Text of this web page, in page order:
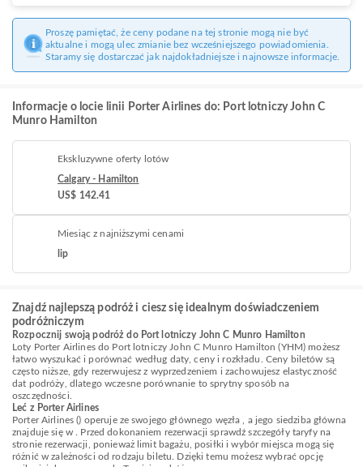
Proszę pamiętać, że ceny podane na tej stronie mogą nie być
aktualne i mogą ulec zmianie bez wcześniejszego powiadomienia.
Staramy się dostarczać jak najdokładniejsze i najnowsze informacje.
Informacje o locie linii Porter Airlines do: Port lotniczy John C
Munro Hamilton
Ekskluzywne oferty lotów
Calgary - Hamilton
US$ 142.41
Miesiąc z najniższymi cenami
lip
Znajdź najlepszą podróż i ciesz się idealnym doświadczeniem
podróżniczym
Rozpocznij swoją podróż do Port lotniczy John C Munro Hamilton
Loty Porter Airlines do Port lotniczy John C Munro Hamilton (YHM) możesz
łatwo wyszukać i porównać według daty, ceny i rozkładu. Ceny biletów są
często niższe, gdy rezerwujesz z wyprzedzeniem i zachowujesz elastyczność
dat podróży, dlatego wczesne porównanie to sprytny sposób na
oszczędności.
Leć z Porter Airlines
Porter Airlines () operuje ze swojego głównego węzła , a jego siedziba główna
znajduje się w . Przed dokonaniem rezerwacji sprawdź szczegóły taryfy na
stronie rezerwacji, ponieważ limit bagażu, posiłki i wybór miejsca mogą się
różnić w zależności od rodzaju biletu. Dzięki temu możesz wybrać opcję